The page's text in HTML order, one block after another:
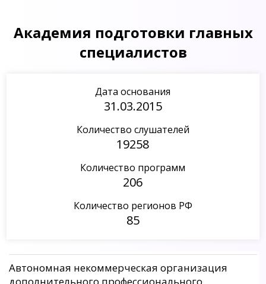
Академия подготовки главных
специалистов
Дата основания
31.03.2015
Количество слушателей
19258
Количество программ
206
Количество регионов РФ
85
Автономная некоммерческая организация
дополнительного профессионального